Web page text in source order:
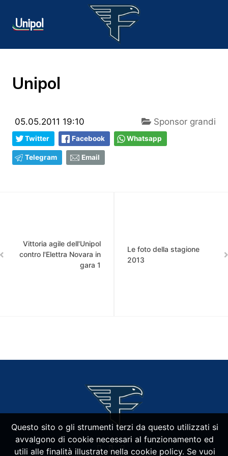
Unipol
05.05.2011 19:10 Sponsor grandi
Twitter Facebook Whatsapp
Telegram Email
Vittoria agile dell'Unipol
contro l'Elettra Novara in
gara 1
Le foto della stagione
2013
Questo sito o gli strumenti terzi da questo utilizzati si
avvalgono di cookie necessari al funzionamento ed
utili alle finalità illustrate nella cookie policy. Se vuoi